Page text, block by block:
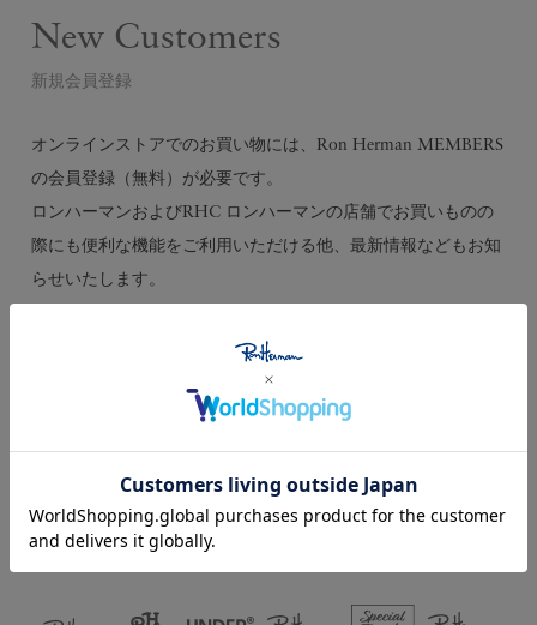
New Customers
新規会員登録
オンラインストアでのお買い物には、Ron Herman MEMBERS
の会員登録（無料）が必要です。
ロンハーマンおよびRHC ロンハーマンの店舗でお買いものの
際にも便利な機能をご利用いただける他、最新情報などもお知
らせいたします。
会員登録する
Facebookログイン
LINEログイン